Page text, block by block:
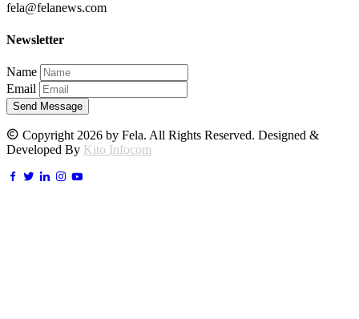
fela@felanews.com
Newsletter
Name
Email
Send Message
Copyright 2026 by Fela. All Rights Reserved. Designed &
Developed By Kito Infocom